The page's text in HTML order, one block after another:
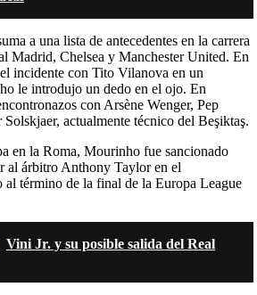
a una lista de antecedentes en la carrera
Madrid, Chelsea y Manchester United. En
incidente con Tito Vilanova en un
le introdujo un dedo en el ojo. En
con Arsène Wenger, Pep
actualmente técnico del Beşiktaş.
en la Roma, Mourinho fue sancionado
al árbitro Anthony Taylor en el
al término de la final de la Europa League
Vini Jr. y su posible salida del Real